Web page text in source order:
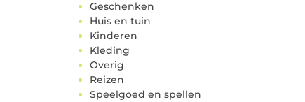
Geschenken
Huis en tuin
Kinderen
Kleding
Overig
Reizen
Speelgoed en spellen